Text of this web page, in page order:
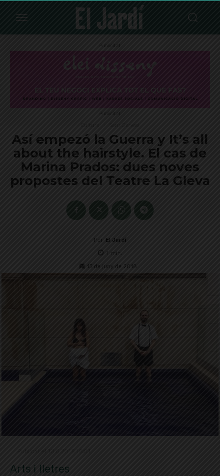
Publicitat
Publicitat
Así empezó la Guerra y It’s all
about the hairstyle. El cas de
Marina Prados: dues noves
propostes del Teatre La Gleva
Per El Jardí
1 min.
13 de juny de 2018
Arts i lletres